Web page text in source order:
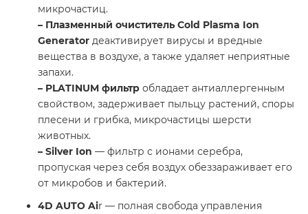
микрочастиц.
– Плазменный очиститель Сold Plasma Ion
Generator деактивирует вирусы и вредные
вещества в воздухе, а также удаляет неприятные
запахи.
– PLATINUM фильтр обладает антиаллергенным
свойством, задерживает пыльцу растений, споры
плесени и грибка, микрочастицы шерсти
животных.
– Silver Ion — фильтр с ионами серебра,
пропуская через себя воздух обеззараживает его
от микробов и бактерий.
4D AUTO Air — полная свобода управления